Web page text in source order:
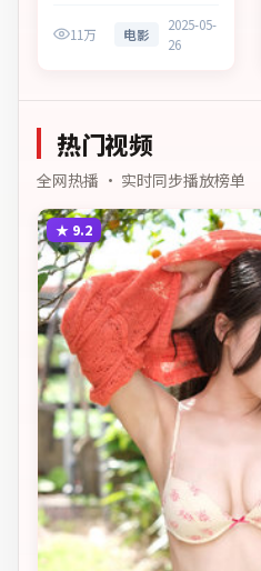
险作品。在法庭与街头之
间，叙事围绕人物抉择与时
与现实意义。
11万 电影
2025-05-
26
热门视频
全网热播 · 实时同步播放榜单
★ 9.2